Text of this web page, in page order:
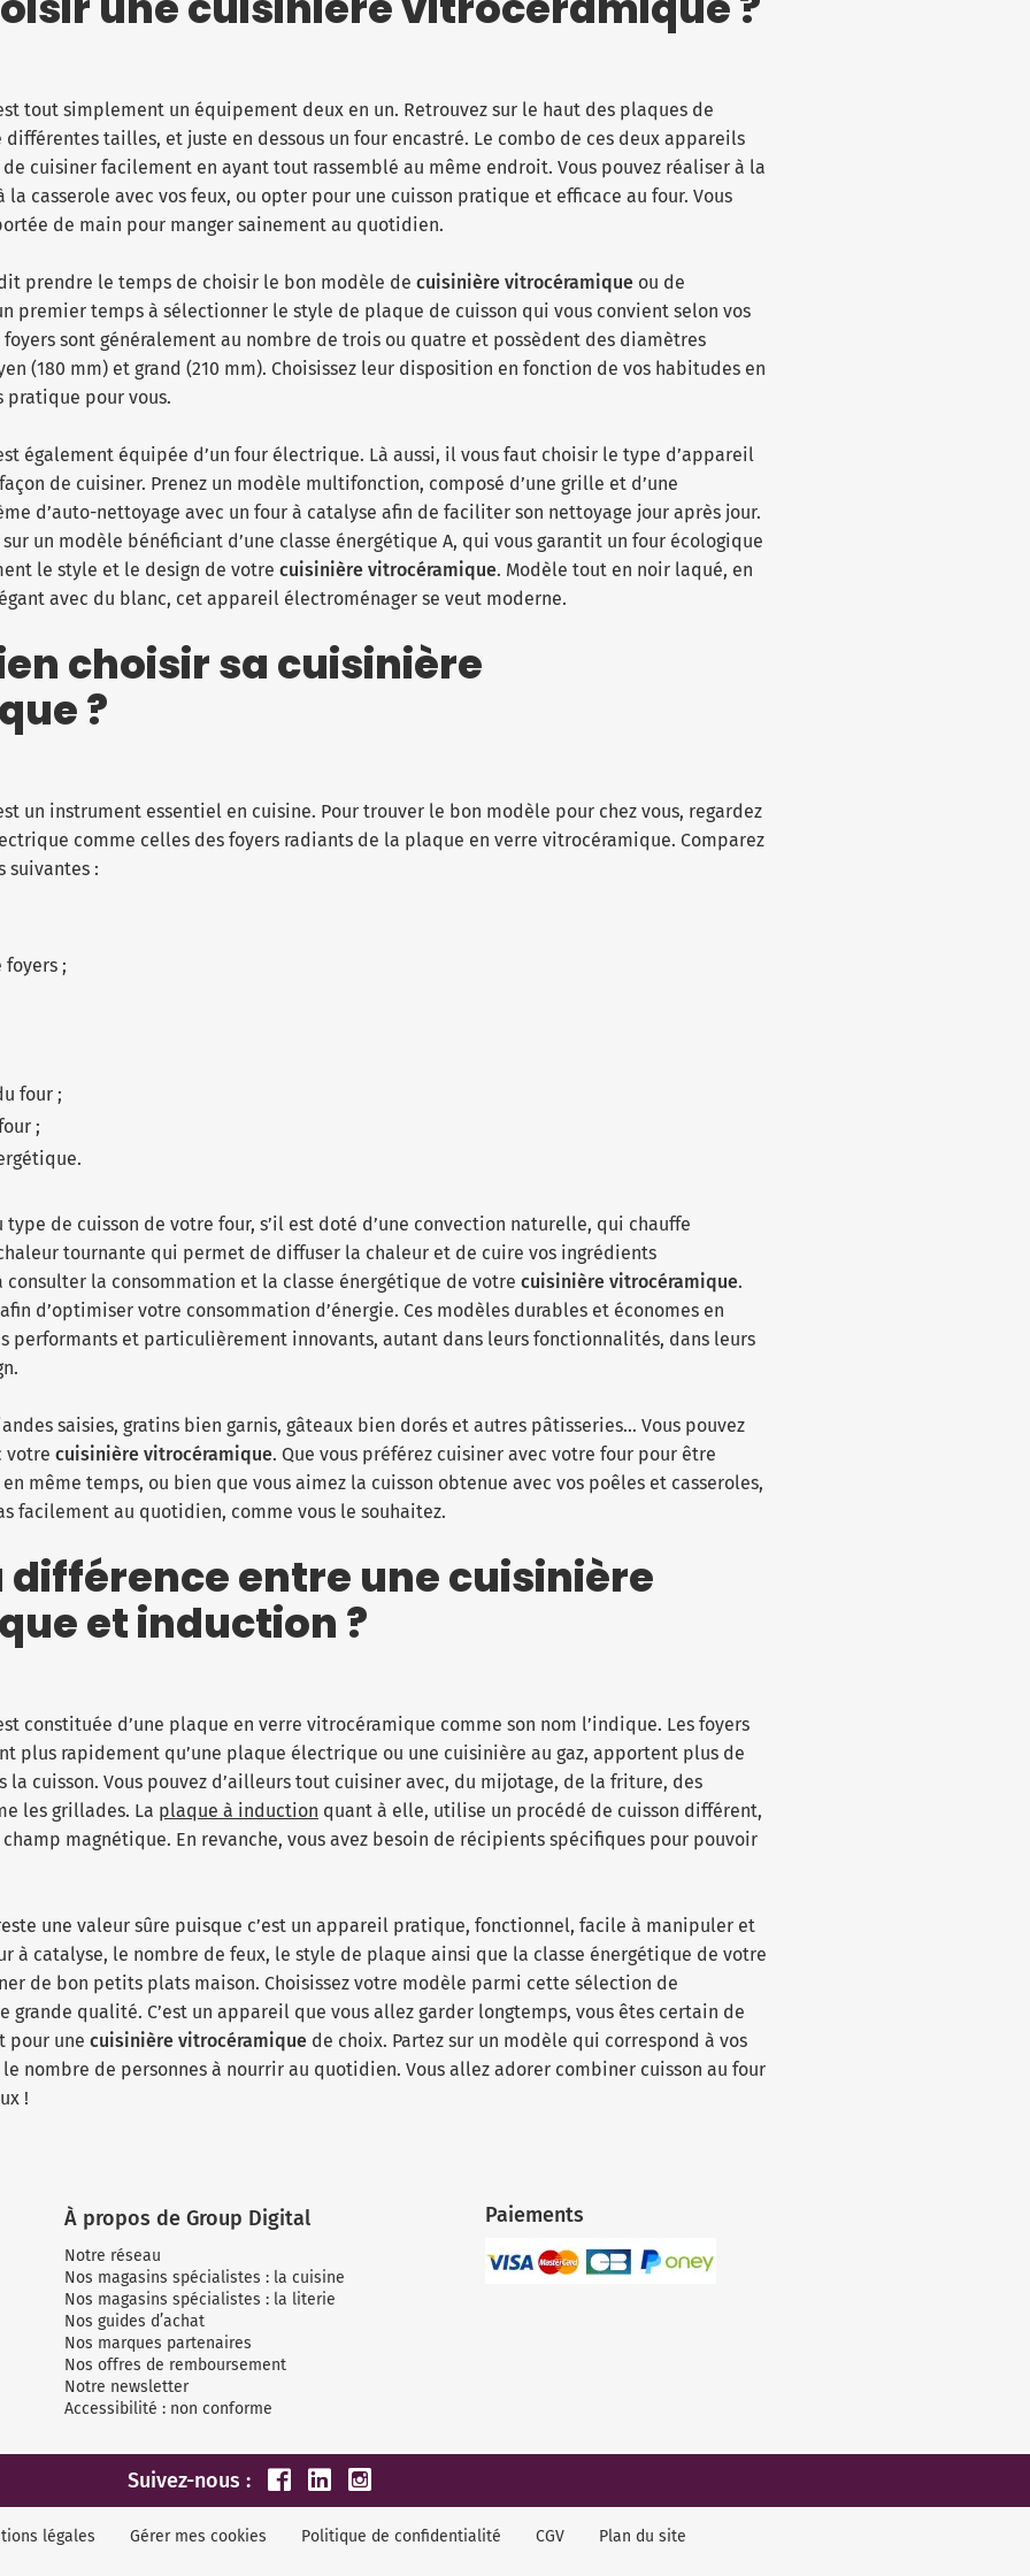
tout simplement un équipement deux en un. Retrouvez sur le haut des plaques de
tailles, et juste en dessous un four encastré. Le combo de ces deux appareils
cuisiner facilement en ayant tout rassemblé au même endroit. Vous pouvez réaliser à la
casserole avec vos feux, ou opter pour une cuisson pratique et efficace au four. Vous
de main pour manger sainement au quotidien.
prendre le temps de choisir le bon modèle de cuisinière vitrocéramique ou de
premier temps à sélectionner le style de plaque de cuisson qui vous convient selon vos
sont généralement au nombre de trois ou quatre et possèdent des diamètres
(180 mm) et grand (210 mm). Choisissez leur disposition en fonction de vos habitudes en
pratique pour vous.
également équipée d’un four électrique. Là aussi, il vous faut choisir le type d’appareil
de cuisiner. Prenez un modèle multifonction, composé d’une grille et d’une
d’auto-nettoyage avec un four à catalyse afin de faciliter son nettoyage jour après jour.
un modèle bénéficiant d’une classe énergétique A, qui vous garantit un four écologique
le style et le design de votre cuisinière vitrocéramique. Modèle tout en noir laqué, en
avec du blanc, cet appareil électroménager se veut moderne.
choisir sa cuisinière
?
un instrument essentiel en cuisine. Pour trouver le bon modèle pour chez vous, regardez
comme celles des foyers radiants de la plaque en verre vitrocéramique. Comparez
suivantes :
;
four ;
;
de cuisson de votre four, s’il est doté d’une convection naturelle, qui chauffe
tournante qui permet de diffuser la chaleur et de cuire vos ingrédients
consulter la consommation et la classe énergétique de votre cuisinière vitrocéramique.
d’optimiser votre consommation d’énergie. Ces modèles durables et économes en
performants et particulièrement innovants, autant dans leurs fonctionnalités, dans leurs
saisies, gratins bien garnis, gâteaux bien dorés et autres pâtisseries… Vous pouvez
votre cuisinière vitrocéramique. Que vous préférez cuisiner avec votre four pour être
même temps, ou bien que vous aimez la cuisson obtenue avec vos poêles et casseroles,
facilement au quotidien, comme vous le souhaitez.
différence entre une cuisinière
et induction ?
constituée d’une plaque en verre vitrocéramique comme son nom l’indique. Les foyers
plus rapidement qu’une plaque électrique ou une cuisinière au gaz, apportent plus de
la cuisson. Vous pouvez d’ailleurs tout cuisiner avec, du mijotage, de la friture, des
les grillades. La plaque à induction quant à elle, utilise un procédé de cuisson différent,
magnétique. En revanche, vous avez besoin de récipients spécifiques pour pouvoir
une valeur sûre puisque c’est un appareil pratique, fonctionnel, facile à manipuler et
à catalyse, le nombre de feux, le style de plaque ainsi que la classe énergétique de votre
de bon petits plats maison. Choisissez votre modèle parmi cette sélection de
grande qualité. C’est un appareil que vous allez garder longtemps, vous êtes certain de
pour une cuisinière vitrocéramique de choix. Partez sur un modèle qui correspond à vos
nombre de personnes à nourrir au quotidien. Vous allez adorer combiner cuisson au four
!
À propos de Group Digital
Notre réseau
Nos magasins spécialistes : la cuisine
Nos magasins spécialistes : la literie
Nos guides d’achat
Nos marques partenaires
Nos offres de remboursement
Notre newsletter
Accessibilité : non conforme
Paiements
Suivez-nous :
légales Gérer mes cookies Politique de confidentialité CGV Plan du site